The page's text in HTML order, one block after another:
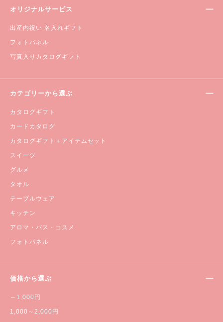
オリジナルサービス
出産内祝い 名入れギフト
フォトパネル
写真入りカタログギフト
カテゴリーから選ぶ
カタログギフト
カードカタログ
カタログギフト＋アイテムセット
スイーツ
グルメ
タオル
テーブルウェア
キッチン
アロマ・バス・コスメ
フォトパネル
価格から選ぶ
～1,000円
1,000～2,000円